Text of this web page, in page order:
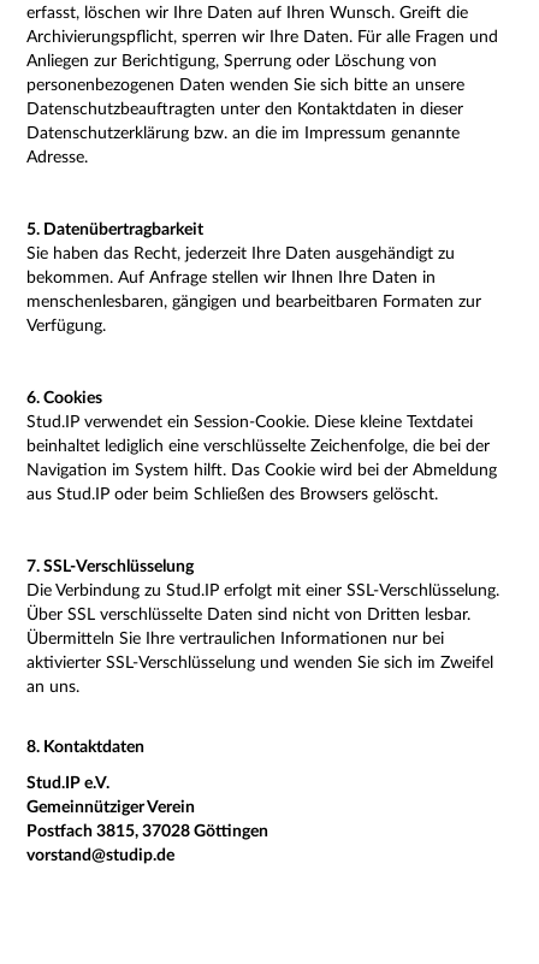
erfasst, löschen wir Ihre Daten auf Ihren Wunsch. Greift die
Archivierungspflicht, sperren wir Ihre Daten. Für alle Fragen und
Anliegen zur Berichtigung, Sperrung oder Löschung von
personenbezogenen Daten wenden Sie sich bitte an unsere
Datenschutzbeauftragten unter den Kontaktdaten in dieser
Datenschutzerklärung bzw. an die im Impressum genannte
Adresse.
5. Datenübertragbarkeit
Sie haben das Recht, jederzeit Ihre Daten ausgehändigt zu
bekommen. Auf Anfrage stellen wir Ihnen Ihre Daten in
menschenlesbaren, gängigen und bearbeitbaren Formaten zur
Verfügung.
6. Cookies
Stud.IP verwendet ein Session-Cookie. Diese kleine Textdatei
beinhaltet lediglich eine verschlüsselte Zeichenfolge, die bei der
Navigation im System hilft. Das Cookie wird bei der Abmeldung
aus Stud.IP oder beim Schließen des Browsers gelöscht.
7. SSL-Verschlüsselung
Die Verbindung zu Stud.IP erfolgt mit einer SSL-Verschlüsselung.
Über SSL verschlüsselte Daten sind nicht von Dritten lesbar.
Übermitteln Sie Ihre vertraulichen Informationen nur bei
aktivierter SSL-Verschlüsselung und wenden Sie sich im Zweifel
an uns.
8. Kontaktdaten
Stud.IP e.V.
Gemeinnütziger Verein
Postfach 3815, 37028 Göttingen
vorstand@studip.de